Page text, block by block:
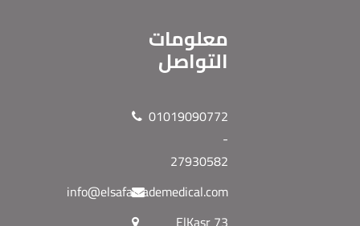
معلومات
التواصل
01019090772
-
27930582
info@elsafatrademedical.com